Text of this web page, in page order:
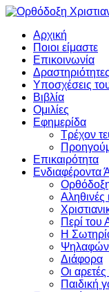
Αρχική
Ποιοι είμαστε
Επικοινωνία
Δραστηριότητες
Υποσχέσεις
Βιβλία
Ομιλίες
Εφημερίδα
Τρέχον
Επικαιρότητα
Ενδιαφέροντα
Αληθινές
Περί του
Η
Διάφορα
Οι
Παιδική